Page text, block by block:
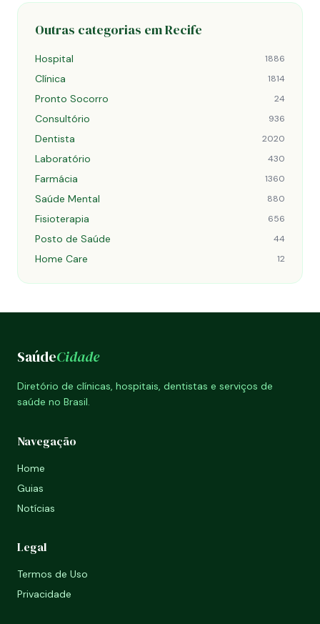
Outras categorias em Recife
Hospital 1886
Clínica 1814
Pronto Socorro 24
Consultório 936
Dentista 2020
Laboratório 430
Farmácia 1360
Saúde Mental 880
Fisioterapia 656
Posto de Saúde 44
Home Care 12
SaúdeCidade
Diretório de clínicas, hospitais, dentistas e serviços de
saúde no Brasil.
Navegação
Home
Guias
Notícias
Legal
Termos de Uso
Privacidade